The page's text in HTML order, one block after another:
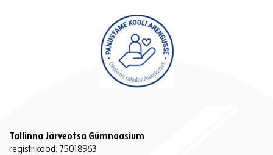
Tallinna Järveotsa Gümnaasium
registrikood: 75018963